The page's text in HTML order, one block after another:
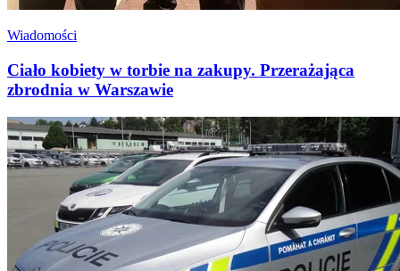
Wiadomości
Ciało kobiety w torbie na zakupy. Przerażająca
zbrodnia w Warszawie